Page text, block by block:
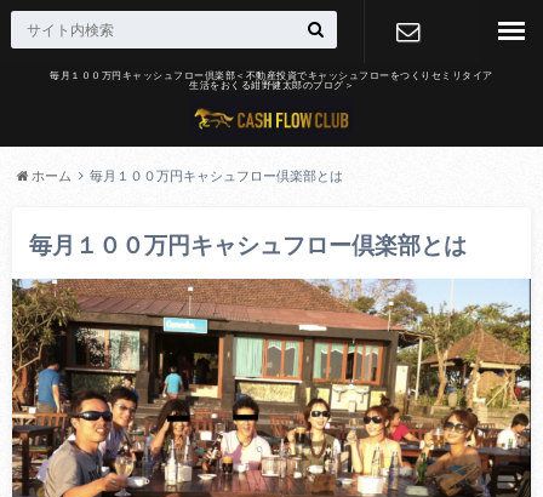
毎月１００万円キャッシュフロー倶楽部＜不動産投資でキャッシュフローをつくりセミリタイア
生活をおくる紺野健太郎のブログ＞
ホーム 毎月１００万円キャシュフロー倶楽部とは
毎月１００万円キャシュフロー倶楽部とは